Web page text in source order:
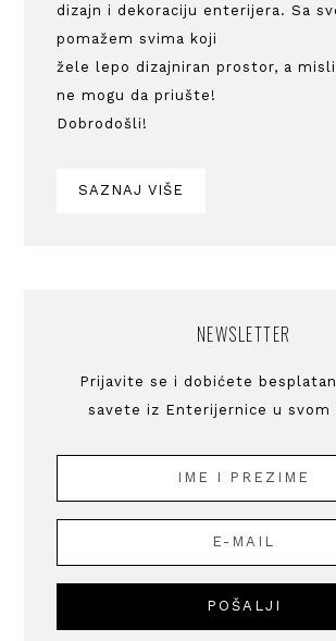
dizajn i dekoraciju enterijera. Sa
pomažem svima koji
žele lepo dizajniran prostor, a
ne mogu da priušte!
Dobrodošli!
SAZNAJ VIŠE
NEWSLETTER
Prijavite se i dobićete
savete iz Enterijernice u svom